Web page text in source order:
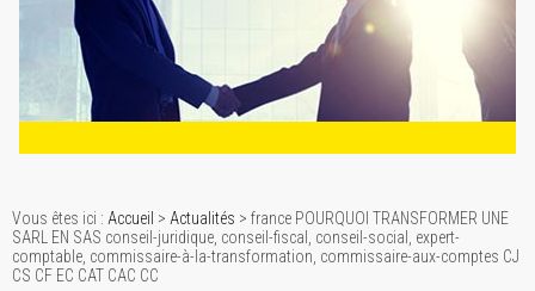
Vous êtes ici : Accueil > Actualités > france POURQUOI TRANSFORMER UNE
SARL EN SAS conseil-juridique, conseil-fiscal, conseil-social, expert-
comptable, commissaire-à-la-transformation, commissaire-aux-comptes CJ
CS CF EC CAT CAC CC